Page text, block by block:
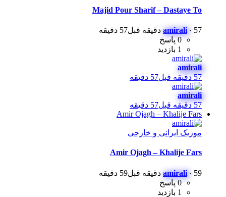
Majid Pour Sharif – Dastaye To
amirali · 57 دقیقه قبل
57 دقیقه
0 پاسخ
1 بازدید
amirali
57 دقیقه قبل
57 دقیقه
amirali
57 دقیقه قبل
57 دقیقه
Amir Ojagh – Khalije Fars
موزیک ایرانی و خارجی
Amir Ojagh – Khalije Fars
amirali · 59 دقیقه قبل
59 دقیقه
0 پاسخ
1 بازدید